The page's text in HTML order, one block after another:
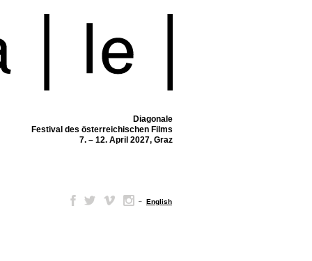
Diagonale
Festival des österreichischen Films
7. – 12. April 2027, Graz
– English